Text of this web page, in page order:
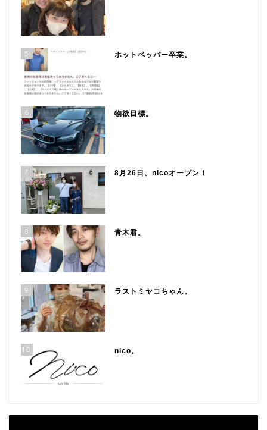
5 ホットペッパー卒業。
6 物欲目標。
7 8月26日、nicoオープン！
8 青木君。
9 ラストミヤコちゃん。
10 nico。